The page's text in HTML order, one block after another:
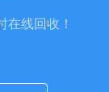
线回收！